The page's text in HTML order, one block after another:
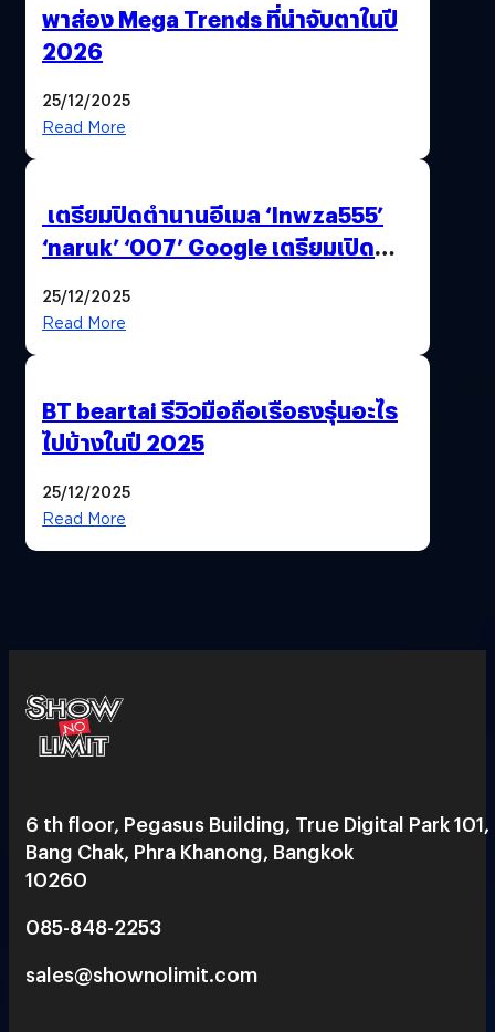
พาส่อง Mega Trends ที่น่าจับตาในปี
2026
25/12/2025
Read More
เตรียมปิดตำนานอีเมล ‘lnwza555’
‘naruk’ ‘007’ Google เตรียมเปิด
25/12/2025
Read More
BT beartai รีวิวมือถือเรือธงรุ่นอะไร
ไปบ้างในปี 2025
25/12/2025
Read More
6 th floor, Pegasus Building, True Digital Park 101,
Bang Chak, Phra Khanong, Bangkok
10260
085-848-2253
sales@shownolimit.com